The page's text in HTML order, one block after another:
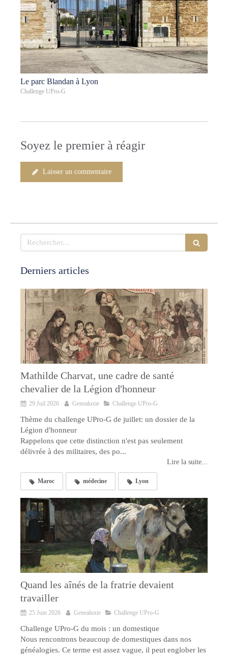
Le parc Blandan à Lyon
Challenge UPro-G
Soyez le premier à réagir
Laisser un commentaire
Rechercher
Derniers articles
Mathilde Charvat, une cadre de santé
chevalier de la Légion d'honneur
29 Juil 2026 Genealuxie Challenge UPro-G
Thème du challenge UPro-G de juillet: un dossier de la
Légion d'honneur
Rappelons que cette distinction n'est pas seulement
délivrée à des militaires, des po...
Lire la suite...
Maroc médecine Lyon
Quand les aînés de la fratrie devaient
travailler
25 Juin 2026 Genealuxie Challenge UPro-G
Challenge UPro-G du mois : un domestique
Nous rencontrons beaucoup de domestiques dans nos
généalogies. Ce terme est assez vague, il peut englober les